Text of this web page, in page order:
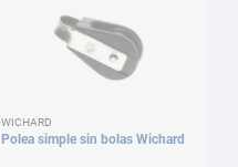
WICHARD
Polea simple sin bolas Wichard